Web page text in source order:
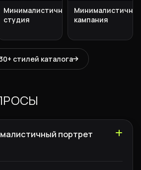
Минималистичная
студия
Минималистичная
кампания
стилей каталога
портрет